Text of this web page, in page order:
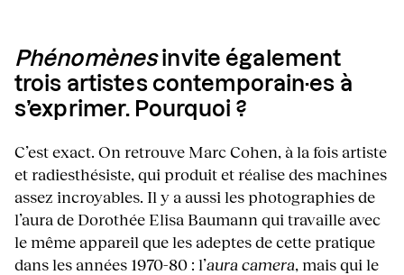
Phénomènesinvite également
trois artistes contemporain·es à
s’exprimer. Pourquoi ?
C’est exact. On retrouve Marc Cohen, à la fois artiste
et radiesthésiste, qui produit et réalise des machines
assez incroyables. Il y a aussi les photographies de
l’aura de Dorothée Elisa Baumann qui travaille avec
le même appareil que les adeptes de cette pratique
dans les années 1970-80 : l’aura camera, mais qui le